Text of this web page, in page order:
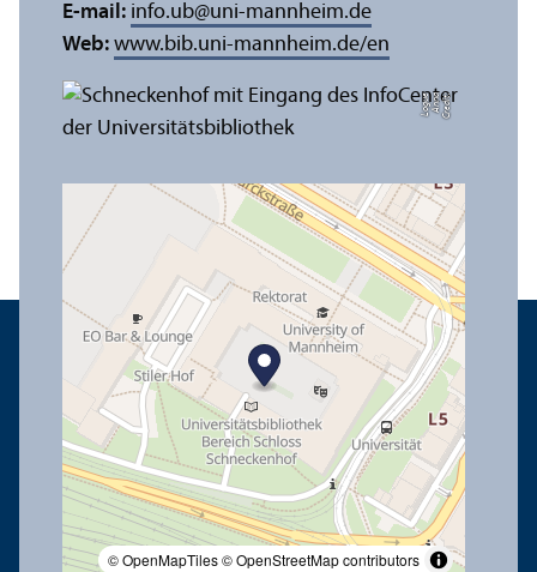
C
r
e
di
t:
A
n
n
a
L
o
g
u
e
© OpenMapTiles© OpenStreetMap contributors
E-mail: info.ub@uni-mannheim.de
Web: www.bib.uni-mannheim.de/en